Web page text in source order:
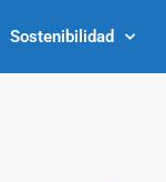
Sostenibilidad